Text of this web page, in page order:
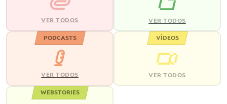
VER TODOS VER TODOS
PODCASTS
VER TODOS
VÍDEOS
VER TODOS
WEBSTORIES